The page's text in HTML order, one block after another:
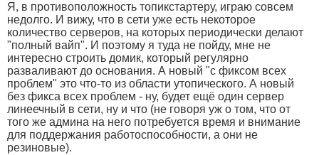
Я, в противоположность топикстартеру, играю совсем
недолго. И вижу, что в сети уже есть некоторое
количество серверов, на которых периодически делают
"полный вайп". И поэтому я туда не пойду, мне не
интересно строить домик, который регулярно
разваливают до основания. А новый "с фиксом всех
проблем" это что-то из области утопического. А новый
без фикса всех проблем - ну, будет ещё один сервер
линеечный в сети, ну и что (не говоря уж о том, что от
того же админа на него потребуется время и внимание
для поддержания работоспособности, а они не
резиновые).